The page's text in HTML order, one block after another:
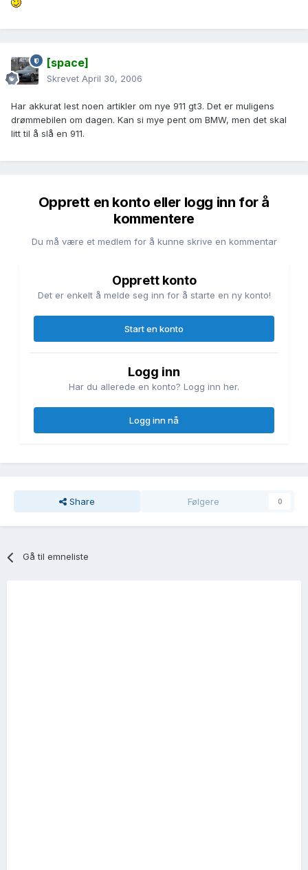
[space]
Skrevet April 30, 2006
Har akkurat lest noen artikler om nye 911 gt3. Det er muligens
drømmebilen om dagen. Kan si mye pent om BMW, men det skal
litt til å slå en 911.
Opprett en konto eller logg inn for å
kommentere
Du må være et medlem for å kunne skrive en kommentar
Opprett konto
Det er enkelt å melde seg inn for å starte en ny konto!
Start en konto
Logg inn
Har du allerede en konto? Logg inn her.
Logg inn nå
Share Følgere 0
Gå til emneliste